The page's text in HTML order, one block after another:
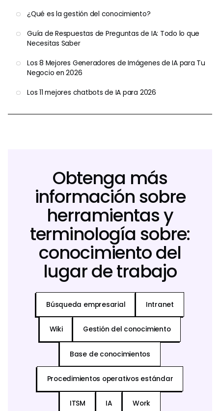
¿Qué es la gestión del conocimiento?
Guía de Respuestas de Preguntas de IA: Todo lo que
Necesitas Saber
Los 8 Mejores Generadores de Imágenes de IA para Tu
Negocio en 2026
Los 11 mejores chatbots de IA para 2026
Obtenga más
información sobre
herramientas y
terminología sobre:
conocimiento del
lugar de trabajo
Búsqueda empresarial Intranet
Wiki Gestión del conocimiento
Base de conocimientos
Procedimientos operativos estándar
ITSM IA Work